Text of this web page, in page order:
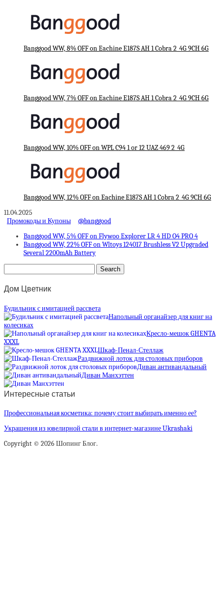
Banggood WW, 8% OFF on Eachine E187S AH 1 Cobra 2_4G 9CH 6G
Banggood WW, 7% OFF on Eachine E187S AH 1 Cobra 2_4G 9CH 6G
Banggood WW, 10% OFF on WPL C94 1 or 12 UAZ 469 2_4G
Banggood WW, 12% OFF on Eachine E187S AH 1 Cobra 2_4G 9CH 6G
11.04.2025
Промокоды и Купоны
@banggood
Banggood WW, 5% OFF on Flywoo Explorer LR 4 HD O4 PRO 4
Banggood WW, 22% OFF on Wltoys 124017 Brushless V2 Upgraded
Several 2200mAh Battery
Дом Цветник
Будильник с имитацией рассвета
Напольный органайзер для книг на
колесиках
Кресло-мешок GHENTA
XXXL
Шкаф-Пенал-Стеллаж
Раздвижной лоток для столовых приборов
Диван антивандальный
Диван Манхэттен
Интересные статьи
Профессиональная косметика: почему стоит выбирать именно ее?
Украшения из ювелирной стали в интернет-магазине Ukrashaki
Copyright © 2026 Шопинг Блог.